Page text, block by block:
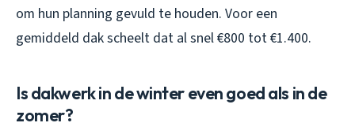
om hun planning gevuld te houden. Voor een
gemiddeld dak scheelt dat al snel €800 tot €1.400.
Is dakwerk in de winter even goed als in de
zomer?